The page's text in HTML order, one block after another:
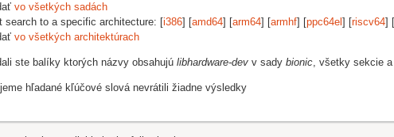
vo všetkých sadách
search to a specific architecture: [i386] [amd64] [arm64] [armhf] [ppc64el ] [riscv64] [
vo všetkých architektúrach
ste balíky ktorých názvy obsahujú libhardware-dev v sady bionic, všetky sekcie
hľadané kľúčové slová nevrátili žiadne výsledky